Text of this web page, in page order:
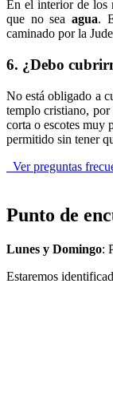
En el interior de los
que no sea agua.
caminado por la
6. ¿Debo
No está obligado a
templo cristiano, por
corta o escotes muy
permitido sin tener
Ver preguntas
Punto de
Lunes y Domingo:
Estaremos